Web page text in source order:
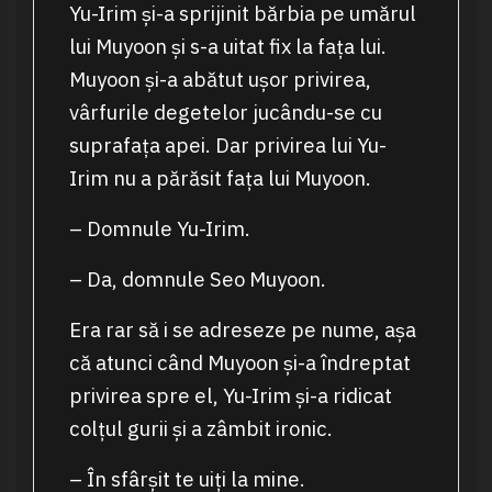
Yu-Irim și-a sprijinit bărbia pe umărul
lui Muyoon și s-a uitat fix la fața lui.
Muyoon și-a abătut ușor privirea,
vârfurile degetelor jucându-se cu
suprafața apei. Dar privirea lui Yu-
Irim nu a părăsit fața lui Muyoon.
– Domnule Yu-Irim.
– Da, domnule Seo Muyoon.
Era rar să i se adreseze pe nume, așa
că atunci când Muyoon și-a îndreptat
privirea spre el, Yu-Irim și-a ridicat
colțul gurii și a zâmbit ironic.
– În sfârșit te uiți la mine.